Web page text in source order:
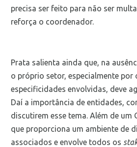
precisa ser feito para não ser
reforça o coordenador.
Prata salienta ainda que, na
o próprio setor, especialmente por
especificidades envolvidas, deve
Daí a importância de entidades,
discutirem esse tema. Além de um
que proporciona um ambiente de
associados e envolve todos os